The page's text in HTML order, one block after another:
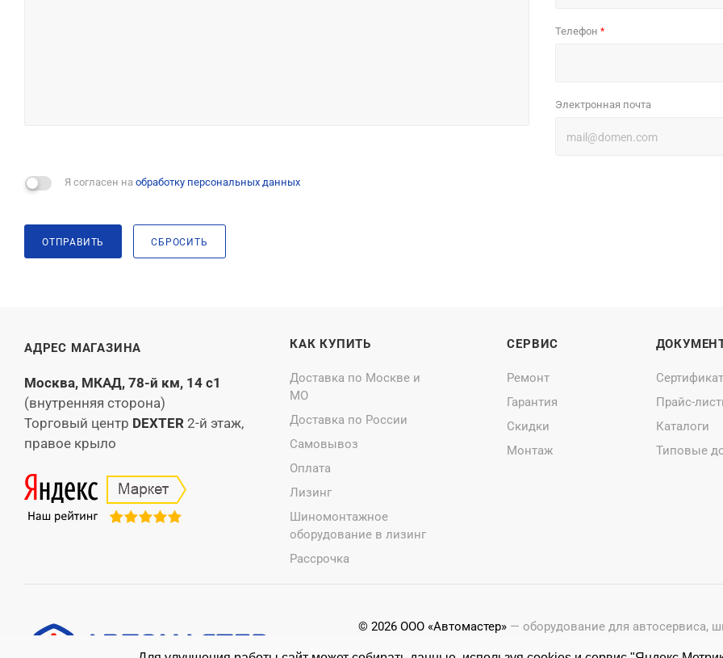
Телефон *
Электронная почта
Я согласен на обработку персональных данных
ОТПРАВИТЬ СБРОСИТЬ
АДРЕС МАГАЗИНА
Москва, МКАД, 78-й км, 14 с1
(внутренняя сторона)
Торговый центр DEXTER 2-й этаж,
правое крыло
КАК КУПИТЬ
Доставка по Москве и
МО
Доставка по России
Самовывоз
Оплата
Лизинг
Шиномонтажное
оборудование в лизинг
Рассрочка
СЕРВИС
Ремонт
Гарантия
Скидки
Монтаж
Прайс-
Каталоги
Типовые
© 2026 ООО «Автомастер» — оборудование для автосервиса,